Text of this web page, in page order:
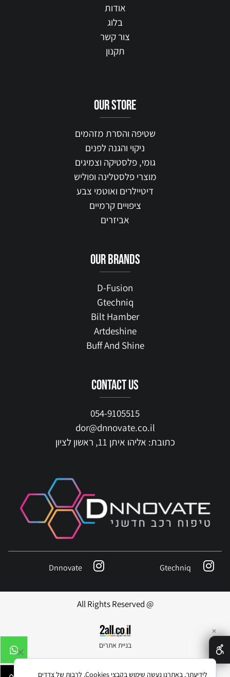
אודות
בלוג
צור קשר
תקנון
our STORE
שטיפה והסרת מזהמים
ניקוי והגנה לפנים
גומי, פלסטיקה וצמיגים
מוצרי פלסטלינה ופוליש
דיטיילרים ואוטמי צבע
ציפויים קרמיים
אביזרים
our brands
D-Fusion
Gtechniq
Bilt Hamber
Artdeshine
Buff And Shine
contact us
054-9105515
dor@dnnovate.co.il
כתובת: אליהו איתן 11, ראשון לציון
Gtechniq
Dnnovate
@ All Rights Reserved
בניית אתרים
✕
לידיעתך, באתרנו נעשה שימוש בקבצי Cookies, לרבות של צדדים